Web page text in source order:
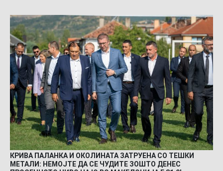
КРИВА ПАЛАНКА И ОКОЛИНАТА ЗАТРУЕНА СО ТЕШКИ
МЕТАЛИ: НЕМОЈТЕ ДА СЕ ЧУДИТЕ ЗОШТО ДЕНЕС